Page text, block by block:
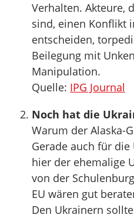
Verhalten. Akteure,
sind, einen Konflikt
entscheiden,
Beilegung mit
Manipulation.
Quelle: IPG Journal
Noch hat die
Warum der Alaska-
Gerade auch für
hier der ehemalige
von der
EU wären gut
Den Ukrainern